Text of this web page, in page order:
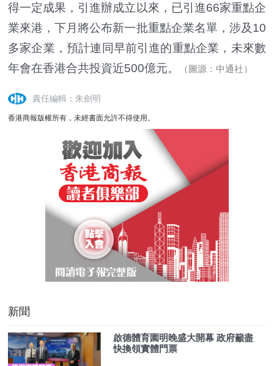
得一定成果，引進辦成立以來，已引進66家重點企
業來港，下月將公布新一批重點企業名單，涉及10
多家企業，預計連同早前引進的重點企業，未來數
年會在香港合共投資近500億元。
（圖源：中通社）
責任編輯：朱劍明
香港商報版權所有，未經書面允許不得使用。
新聞
啟德體育園明晚盛大開幕 政府籲盡
快換領實體門票